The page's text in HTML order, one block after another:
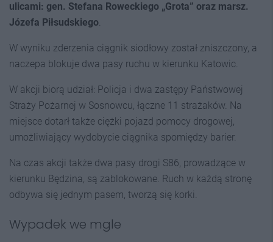
ulicami: gen. Stefana Roweckiego „Grota” oraz marsz.
Józefa Piłsudskiego.
W wyniku zderzenia ciągnik siodłowy został zniszczony, a
naczepa blokuje dwa pasy ruchu w kierunku Katowic.
W akcji biorą udział: Policja i dwa zastępy Państwowej
Straży Pożarnej w Sosnowcu, łączne 11 strażaków. Na
miejsce dotarł także ciężki pojazd pomocy drogowej,
umożliwiający wydobycie ciągnika spomiędzy barier.
Na czas akcji także dwa pasy drogi S86, prowadzące w
kierunku Będzina, są zablokowane. Ruch w każdą stronę
odbywa się jednym pasem, tworzą się korki.
Wypadek we mgle